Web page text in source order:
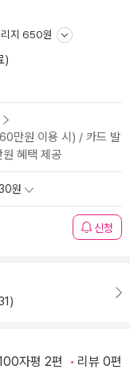
지 650원
)
만원 이용 시) / 카드 발
혜택 제공
원
신청
자평 2편 리뷰 0편